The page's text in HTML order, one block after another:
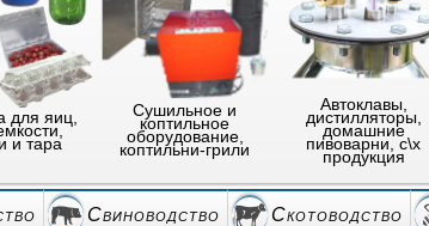
для яиц,
и тара
Сушильное и
коптильное
оборудование,
коптильни-грили
Автоклавы,
дистилляторы,
домашние
пивоварни, с\х
продукция
Свиноводство Скотоводство